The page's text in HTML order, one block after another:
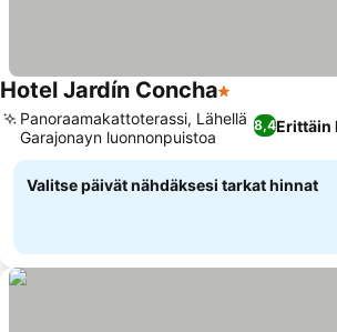
Hotel Jardín Concha1 Tähtiluokitus
8,4Erittäin
Panoraamakattoterassi, Lähellä
Garajonayn luonnonpuistoa
Valitse päivät nähdäksesi tarkat hinnat